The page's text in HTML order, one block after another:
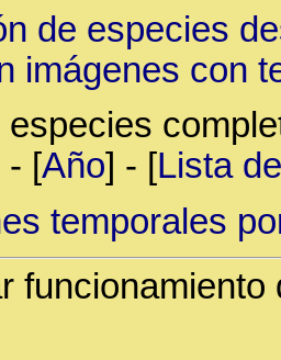
de especies
imágenes con
- [Año] - [Lista
temporales